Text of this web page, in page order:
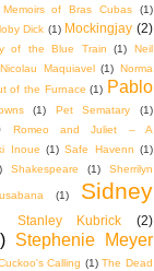
Memoirs of Bras Cubas
(1)
Dick (1) Mockingjay (2)
of the Blue Train (1)
Neil
Nicolau Maquiavel (1) Norma
of the Furnace (1) Pablo
(1) Pet Sematary (1)
Romeo and Juliet – A
Inoue (1) Safe Havenn (1)
Shakespeare (1) Sherrilyn
(1)
Sidney
Stanley Kubrick (2)
Stephenie Meyer
Calling (1) The Dead